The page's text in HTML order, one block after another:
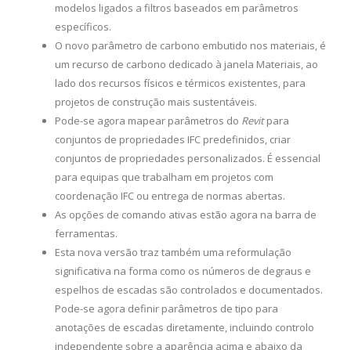
modelos ligados a filtros baseados em parâmetros
específicos.
O novo parâmetro de carbono embutido nos materiais, é
um recurso de carbono dedicado à janela Materiais, ao
lado dos recursos físicos e térmicos existentes, para
projetos de construção mais sustentáveis.
Pode-se agora mapear parâmetros do Revitpara
conjuntos de propriedades IFC predefinidos, criar
conjuntos de propriedades personalizados. É essencial
para equipas que trabalham em projetos com
coordenação IFC ou entrega de normas abertas.
As opções de comando ativas estão agora na barra de
ferramentas.
Esta nova versão traz também uma reformulação
significativa na forma como os números de degraus e
espelhos de escadas são controlados e documentados.
Pode-se agora definir parâmetros de tipo para
anotações de escadas diretamente, incluindo controlo
independente sobre a aparência acima e abaixo da